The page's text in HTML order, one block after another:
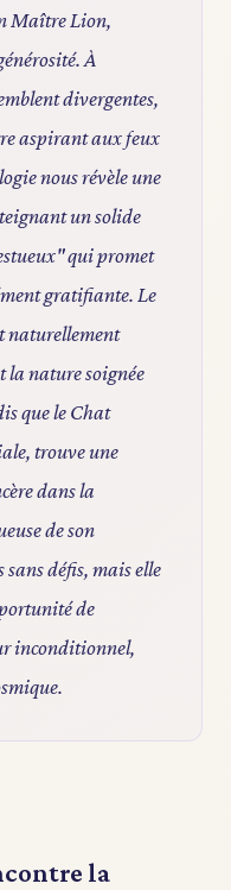
Maître Lion,
À
divergentes,
aspirant aux feux
nous révèle une
un solide
qui promet
gratifiante. Le
naturellement
la nature soignée
que le Chat
trouve une
dans la
de son
défis, mais elle
de
inconditionnel,
la